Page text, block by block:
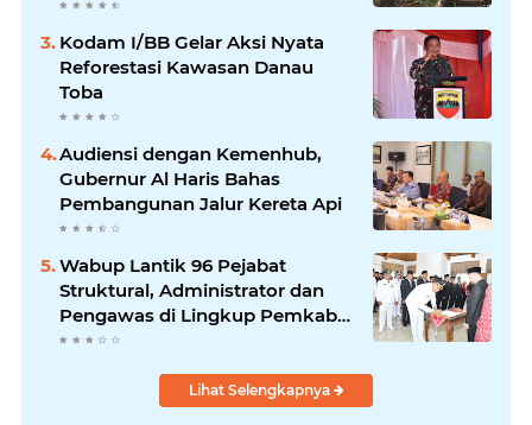
Kodam I/BB Gelar Aksi Nyata
Reforestasi Kawasan Danau
Toba
Audiensi dengan Kemenhub,
Gubernur Al Haris Bahas
Pembangunan Jalur Kereta Api
Wabup Lantik 96 Pejabat
Struktural, Administrator dan
Pengawas di Lingkup Pemkab
Tanjabtim
Lihat Selengkapnya